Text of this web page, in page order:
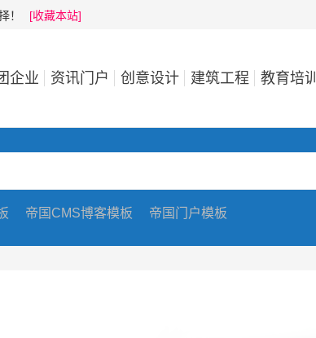
！ [收藏本站]
企业 资讯门户 创意设计 建筑工程 教育培训
帝国CMS博客模板 帝国门户模板